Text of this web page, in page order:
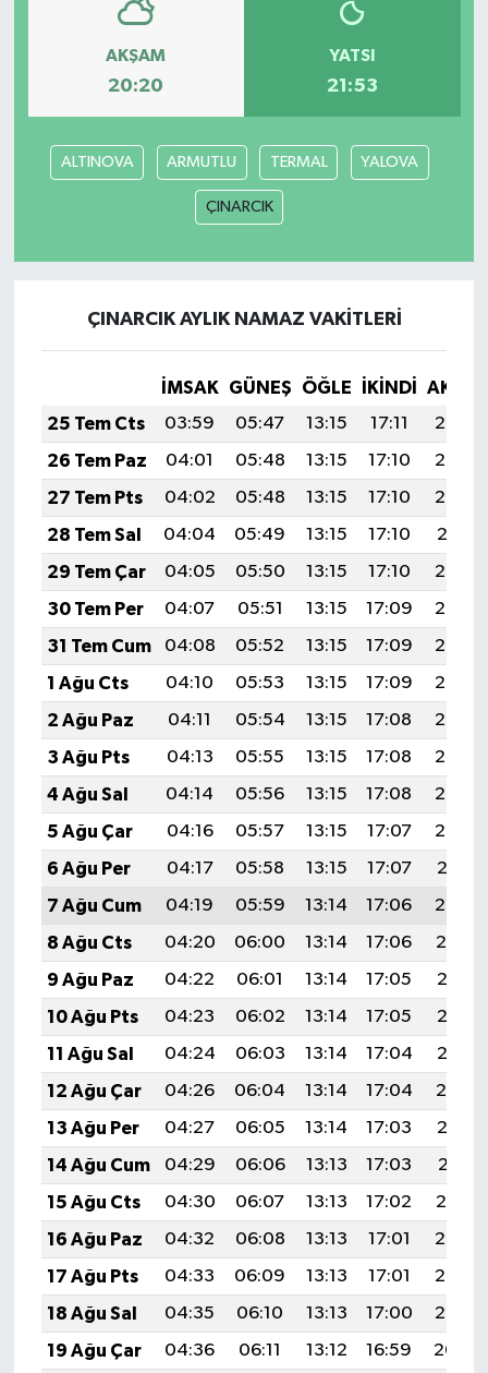
AKŞAM
20:20
YATSI
21:53
ALTINOVA ARMUTLU TERMAL YALOVA
ÇINARCIK
ÇINARCIK AYLIK NAMAZ VAKITLERI
İMSAK GÜNEŞ ÖĞLE İKINDI
25 Tem Cts
03:59 05:47 13:15 17:11
20:34
26 Tem Paz
04:01 05:48 13:15 17:10
20:33
27 Tem Pts
04:02 05:48 13:15 17:10
20:32
28 Tem Sal
04:04 05:49 13:15 17:10
20:31
29 Tem Çar
04:05 05:50 13:15 17:10
20:30
30 Tem Per
04:07 05:51 13:15 17:09
20:29
31 Tem Cum
04:08 05:52 13:15 17:09
20:28
1 Ağu Cts
04:10 05:53 13:15 17:09
20:27
2 Ağu Paz
04:11 05:54 13:15 17:08
20:26
3 Ağu Pts
04:13 05:55 13:15 17:08
20:25
4 Ağu Sal
04:14 05:56 13:15 17:08
20:23
5 Ağu Çar
04:16 05:57 13:15 17:07
20:22
6 Ağu Per
04:17 05:58 13:15 17:07
20:21
7 Ağu Cum
04:19 05:59 13:14 17:06
20:20
8 Ağu Cts
04:20 06:00 13:14 17:06
20:19
9 Ağu Paz
04:22 06:01 13:14 17:05
20:18
10 Ağu Pts
04:23 06:02 13:14 17:05
20:16
11 Ağu Sal
04:24 06:03 13:14 17:04
20:15
12 Ağu Çar
04:26 06:04 13:14 17:04
20:14
13 Ağu Per
04:27 06:05 13:14 17:03
20:12
14 Ağu Cum
04:29 06:06 13:13 17:03
20:11
15 Ağu Cts
04:30 06:07 13:13 17:02
20:10
16 Ağu Paz
04:32 06:08 13:13 17:01
20:08
17 Ağu Pts
04:33 06:09 13:13 17:01
20:07
18 Ağu Sal
04:35 06:10 13:13 17:00
20:05
19 Ağu Çar
04:36 06:11 13:12 16:59
20:04